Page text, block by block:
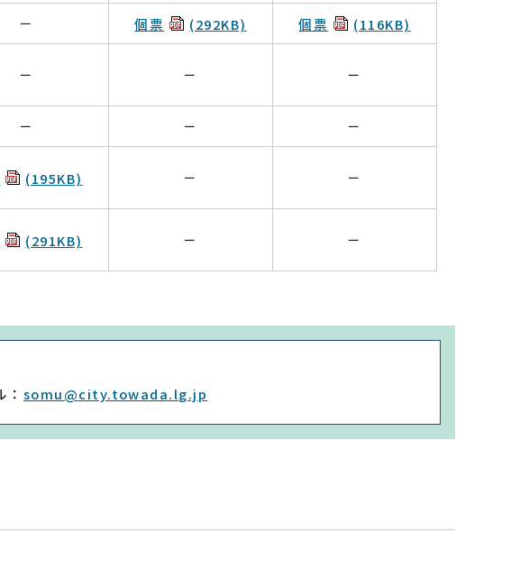
－ 個票 (292KB) 個票 (116KB)
－ － －
－ － －
(195KB) － －
(291KB) － －
： somu@city.towada.lg.jp